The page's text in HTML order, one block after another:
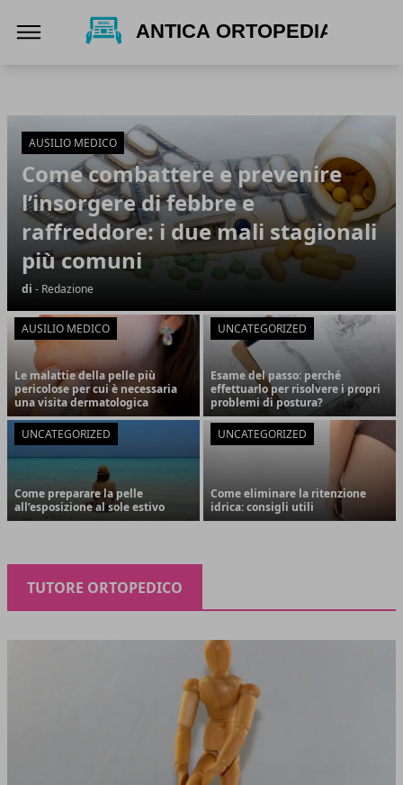
Articoli in Evidenza
AUSILIO MEDICO
Come combattere e prevenire
l’insorgere di febbre e
raffreddore: i due mali stagionali
più comuni
di - Redazione
AUSILIO MEDICO
Le malattie della pelle più
pericolose per cui è necessaria
una visita dermatologica
UNCATEGORIZED
Esame del passo: perché
effettuarlo per risolvere i propri
problemi di postura?
UNCATEGORIZED
Come preparare la pelle
all’esposizione al sole estivo
UNCATEGORIZED
Come eliminare la ritenzione
idrica: consigli utili
TUTORE ORTOPEDICO